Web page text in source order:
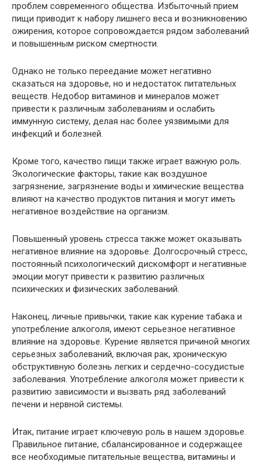
проблем современного общества. Избыточный прием
пищи приводит к набору лишнего веса и возникновению
ожирения, которое сопровождается рядом заболеваний
и повышенным риском смертности.
Однако не только переедание может негативно
сказаться на здоровье, но и недостаток питательных
веществ. Недобор витаминов и минералов может
привести к различным заболеваниям и ослабить
иммунную систему, делая нас более уязвимыми для
инфекций и болезней.
Кроме того, качество пищи также играет важную роль.
Экологические факторы, такие как воздушное
загрязнение, загрязнение воды и химические вещества
влияют на качество продуктов питания и могут иметь
негативное воздействие на организм.
Повышенный уровень стресса также может оказывать
негативное влияние на здоровье. Долгосрочный стресс,
постоянный психологический дискомфорт и негативные
эмоции могут привести к развитию различных
психических и физических заболеваний.
Наконец, личные привычки, такие как курение табака и
употребление алкоголя, имеют серьезное негативное
влияние на здоровье. Курение является причиной многих
серьезных заболеваний, включая рак, хроническую
обструктивную болезнь легких и сердечно-сосудистые
заболевания. Употребление алкоголя может привести к
развитию зависимости и вызвать ряд заболеваний
печени и нервной системы.
Итак, питание играет ключевую роль в нашем здоровье.
Правильное питание, сбалансированное и содержащее
все необходимые питательные вещества, витамины и